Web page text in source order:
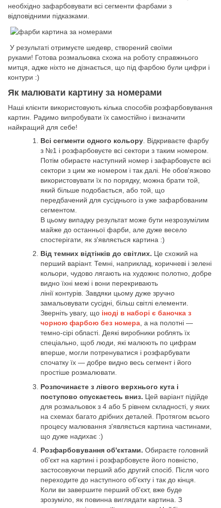
необхідно зафарбовувати всі сегменти фарбами з
відповідними підказками.
У результаті отримуєте шедевр, створений своїми
руками! Готова розмальовка схожа на роботу справжнього
митця, адже ніхто не дізнається, що під фарбою були цифри і
контури :)
Як малювати картину за номерами
Наші клієнти використовують кілька способів розфарбовування
картин. Радимо випробувати їх самостійно і визначити
найкращий для себе!
Всі сегменти одного кольору . Відкриваєте фарбу
з №1 і розфарбовуєте всі сектори з таким номером.
Потім обираєте наступний номер і зафарбовуєте всі
сектори з цим же номером і так далі. Не обов'язково
використовувати їх по порядку, можна брати той,
який більше подобається, або той, що
передбачений для сусіднього із уже зафарбованим
сегментом.
В цьому випадку результат може бути незрозумілим
майже до останньої фарби, але дуже весело
спостерігати, як з'являється картина :)
Від темних відтінків до світлих. Це схожий на
перший варіант. Темні, наприклад, коричневі і зелені
кольори, чудово лягають на художнє полотно, добре
видно їхні межі і вони перекривають
лінії контурів. Завдяки цьому дуже зручно
замальовувати сусідні, більш світлі елементи.
Зверніть увагу, що іноді в наборі є баночка з
чорною фарбою без номера , а на полотні —
темно-сірі області. Деякі виробники роблять їх
спеціально, щоб люди, які малюють по цифрам
вперше, могли потренуватися і розфарбувати
спочатку їх — добре видно весь сегмент і його
простіше розмалювати.
Розпочинаєте з лівого верхнього кута і
поступово опускаєтесь вниз. Цей варіант підійде
для розмальовок з 4 або 5 рівнем складності, у яких
на схемах багато дрібних деталей. Протягом всього
процесу малювання з'являється картина частинами,
що дуже надихає :)
Розфарбовування об'єктами. Обираєте головний
об'єкт на картині і розфарбовуєте його повністю,
застосовуючи перший або другий спосіб. Після чого
переходите до наступного об'єкту і так до кінця.
Коли ви завершите перший об'єкт, вже буде
зрозуміло, як повинна виглядати картина. З